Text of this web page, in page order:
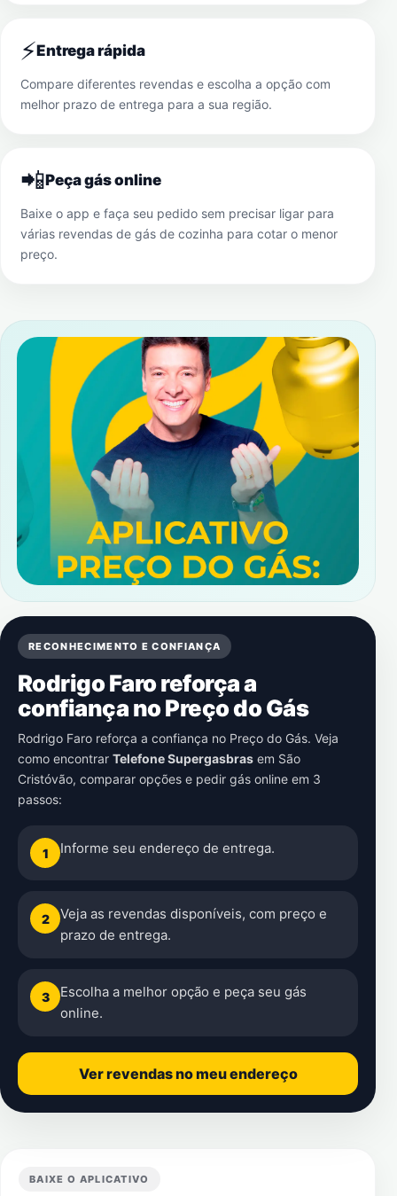
⚡Entrega rápida
Compare diferentes revendas e escolha a opção com
melhor prazo de entrega para a sua região.
📲Peça gás online
Baixe o app e faça seu pedido sem precisar ligar para
várias revendas de gás de cozinha para cotar o menor
preço.
RECONHECIMENTO E CONFIANÇA
Rodrigo Faro reforça a
confiança no Preço do Gás
Rodrigo Faro reforça a confiança no Preço do Gás. Veja
como encontrar Telefone Supergasbras em São
Cristóvão, comparar opções e pedir gás online em 3
passos:
1 Informe seu endereço de entrega.
2
Veja as revendas disponíveis, com preço e
prazo de entrega.
3
Escolha a melhor opção e peça seu gás
online.
Ver revendas no meu endereço
BAIXE O APLICATIVO